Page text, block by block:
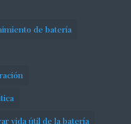
de batería
vida útil de la batería